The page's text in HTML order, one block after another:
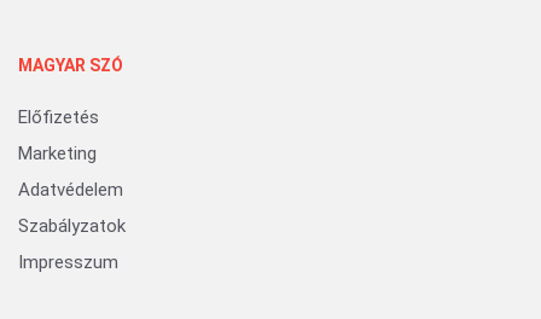
MAGYAR SZÓ
Előfizetés
Marketing
Adatvédelem
Szabályzatok
Impresszum